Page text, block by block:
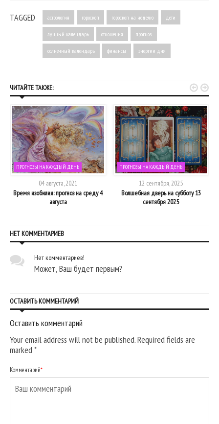
TAGGED астрология гороскоп гороскоп на неделю дети
лунный календарь отношения прогноз
солнечный календарь финансы энергии дня
ЧИТАЙТЕ ТАКЖЕ:
ПРОГНОЗЫ НА КАЖДЫЙ ДЕНЬ
04 августа, 2021
Время изобилия: прогноз на среду 4
августа
ПРОГНОЗЫ НА КАЖДЫЙ ДЕНЬ
12 сентября, 2025
Волшебная дверь на субботу 13
сентября 2025
 
НЕТ КОММЕНТАРИЕВ
Нет комментариев!
Может, Ваш будет первым?
ОСТАВИТЬ КОММЕНТАРИЙ
Оставить комментарий
Your email address will not be published. Required fields are
marked*
Комментарий*